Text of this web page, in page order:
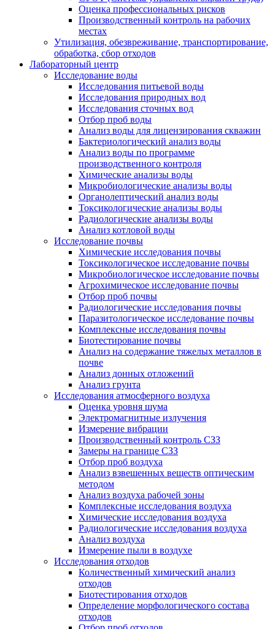
Оценка профессиональных рисков
Производственный контроль на рабочих
местах
Утилизация, обезвреживание, транспортирование,
обработка, сбор отходов
Лабораторный центр
Исследование воды
Исследования питьевой воды
Исследования природных вод
Исследования сточных вод
Отбор проб воды
Анализ воды для лицензирования скважин
Бактериологический анализ воды
Анализ воды по программе
производственного контроля
Химические анализы воды
Микробиологические анализы воды
Органолептический анализ воды
Токсикологические анализы воды
Радиологические анализы воды
Анализ котловой воды
Исследование почвы
Химические исследования почвы
Токсикологическое исследование почвы
Микробиологическое исследование почвы
Агрохимическое исследование почвы
Отбор проб почвы
Радиологические исследования почвы
Паразитологическое исследование почвы
Комплексные исследования почвы
Биотестирование почвы
Анализ на содержание тяжелых металлов в
почве
Анализ донных отложений
Анализ грунта
Исследования атмосферного воздуха
Оценка уровня шума
Электромагнитные излучения
Измерение вибрации
Производственный контроль СЗЗ
Замеры на границе СЗЗ
Отбор проб воздуха
Анализ взвешенных веществ оптическим
методом
Анализ воздуха рабочей зоны
Комплексные исследования воздуха
Химические исследования воздуха
Радиологические исследования воздуха
Анализ воздуха
Измерение пыли в воздухе
Исследования отходов
Количественный химический анализ
отходов
Биотестирования отходов
Определение морфологического состава
отходов